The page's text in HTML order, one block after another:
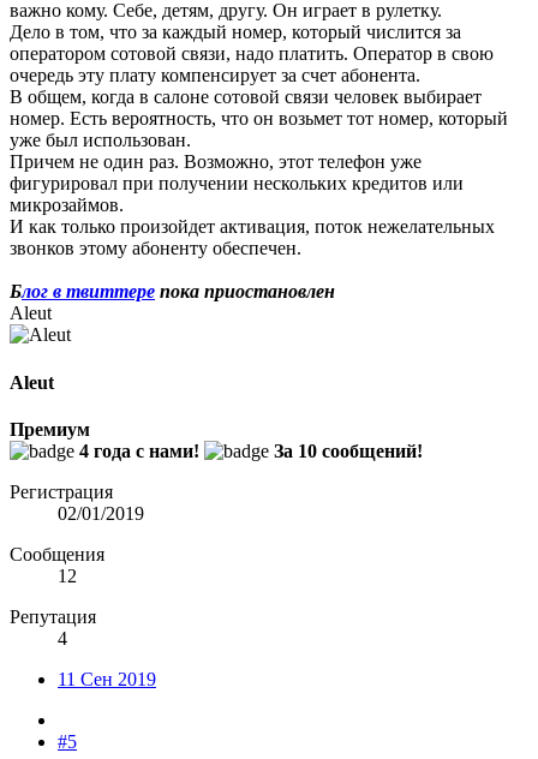
важно кому. Себе, детям, другу. Он играет в рулетку.
Дело в том, что за каждый номер, который числится за
оператором сотовой связи, надо платить. Оператор в свою
очередь эту плату компенсирует за счет абонента.
В общем, когда в салоне сотовой связи человек выбирает
номер. Есть вероятность, что он возьмет тот номер, который
уже был использован.
Причем не один раз. Возможно, этот телефон уже
фигурировал при получении нескольких кредитов или
микрозаймов.
И как только произойдет активация, поток нежелательных
звонков этому абоненту обеспечен.
Блог в твиттере пока приостановлен
Aleut
Aleut
Премиум
4 года с нами!
За 10 сообщений!
Регистрация
02/01/2019
Сообщения
12
Репутация
4
11 Сен 2019
#5